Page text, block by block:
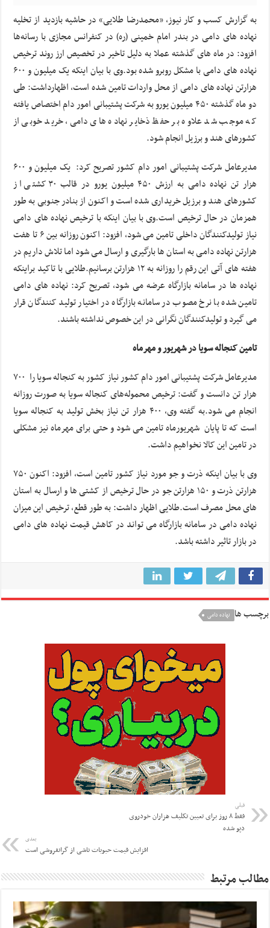
به گزارش کسب و کار نیوز، «محمدرضا طلایی» در حاشیه بازدید از تخلیه
نهاده های دامی در بندر امام خمینی (ره) در کنفرانس مجازی با رسانه‌ها
افزود: در ماه های گذشته عملا به دلیل تاخیر در تخصیص ارز روند ترخیص
نهاده های دامی با مشکل روبرو شده بود.وی با بیان اینکه یک میلیون و ۶۰۰
هزارتن نهاده های دامی از محل واردات تامین شده است، اظهارداشت: طی
دو ماه گذشته ۴۵۰ میلیون یورو به شرکت پشتیبانی امور دام اختصاص یافته
که موجب شد علاوه بر حفظ ذخایر نهاده های دامی، خرید خوبی از
کشورهای هند و برزیل انجام شود.
مدیرعامل شرکت پشتیبانی امور دام کشور تصریح کرد: یک میلیون و ۶۰۰
هزار تن نهاده دامی به ارزش ۴۵۰ میلیون یورو در قالب ۳۰ کشتی از
کشورهای هند و برزیل خریداری شده است و اکنون از بنادر جنوبی به طور
همزمان در حال ترخیص است.وی با بیان اینکه با ترخیص نهاده های دامی
نیاز تولیدکنندگان داخلی تامین می شود، افزود: اکنون روزانه بین ۶ تا هفت
هزارتن نهاده دامی به استان ها بارگیری و ارسال می شود اما تلاش داریم در
هفته های آتی این رقم را روزانه به ۱۲ هزارتن برسانیم.طلایی با تاکید براینکه
نهاده ها در سامانه بازارگاه عرضه می شود، تصریح کرد: نهاده های دامی
تامین شده با نرخ مصوب در سامانه بازارگاه در اختیار تولید کنندگان قرار
می گیرد و تولیدکنندگان نگرانی در این خصوص نداشته باشند.
تامین کنجاله سویا در شهریور و مهرماه
مدیرعامل شرکت پشتیبانی امور دام کشور نیاز کشور به کنجاله سویا را ۷۰۰
هزار تن دانست و گفت: ترخیص محموله‌های کنجاله سویا به صورت روزانه
انجام می شود.به گفته وی، ۴۰۰ هزار تن نیاز بخش تولید به کنجاله سویا
است که تا پایان شهریورماه تامین می شود و حتی برای مهرماه نیز مشکلی
در تامین این کالا نخواهیم داشت.
وی با بیان اینکه ذرت و جو مورد نیاز کشور تامین است، افزود: اکنون ۷۵۰
هزارتن ذرت و ۱۵۰ هزارتن جو در حال ترخیص از کشتی ها و ارسال به استان
های محل مصرف است.طلایی اظهار داشت: به طور قطع، ترخیص این میزان
نهاده دامی در سامانه بازارگاه می تواند در کاهش قیمت نهاده های دامی
در بازار تاثیر داشته باشد.
برچسب ها نهاده دامی
قبلی
فقط ۸ روز برای تعیین تکلیف هزاران خودروی
دپو شده
بعدی
افزایش قیمت حبوبات ناشی از گرانفروشی است
مطالب مرتبط